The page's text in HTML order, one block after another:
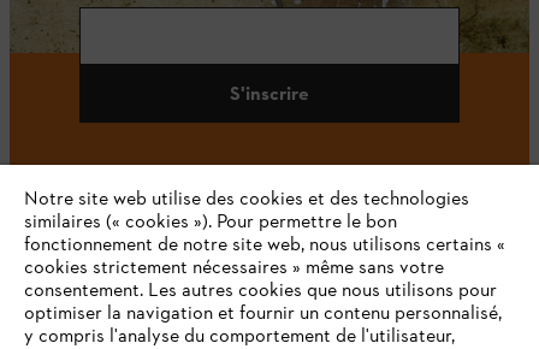
S'inscrire
#STIHL
Notre site web utilise des cookies et des technologies
similaires (« cookies »). Pour permettre le bon
fonctionnement de notre site web, nous utilisons certains «
cookies strictement nécessaires » même sans votre
consentement. Les autres cookies que nous utilisons pour
optimiser la navigation et fournir un contenu personnalisé,
y compris l'analyse du comportement de l'utilisateur,